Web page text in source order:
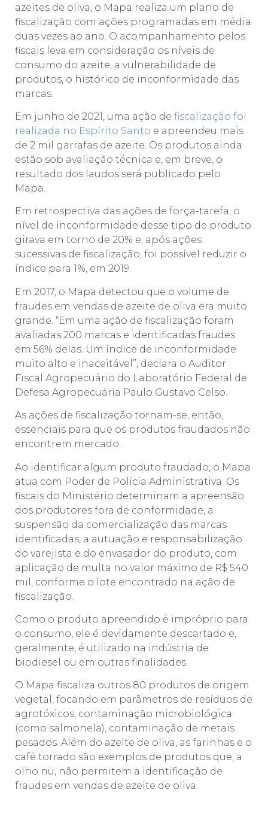
azeites de oliva, o Mapa realiza um plano de
fiscalização com ações programadas em média
duas vezes ao ano. O acompanhamento pelos
fiscais leva em consideração os níveis de
consumo do azeite, a vulnerabilidade de
produtos, o histórico de inconformidade das
marcas.
Em junho de 2021, uma ação de fiscalização foi
realizada no Espírito Santo e apreendeu mais
de 2 mil garrafas de azeite. Os produtos ainda
estão sob avaliação técnica e, em breve, o
resultado dos laudos será publicado pelo
Mapa.
Em retrospectiva das ações de força-tarefa, o
nível de inconformidade desse tipo de produto
girava em torno de 20% e, após ações
sucessivas de fiscalização, foi possível reduzir o
índice para 1%, em 2019.
Em 2017, o Mapa detectou que o volume de
fraudes em vendas de azeite de oliva era muito
grande. “Em uma ação de fiscalização foram
avaliadas 200 marcas e identificadas fraudes
em 56% delas. Um índice de inconformidade
muito alto e inaceitável”, declara o Auditor
Fiscal Agropecuário do Laboratório Federal de
Defesa Agropecuária Paulo Gustavo Celso.
As ações de fiscalização tornam-se, então,
essenciais para que os produtos fraudados não
encontrem mercado.
Ao identificar algum produto fraudado, o Mapa
atua com Poder de Polícia Administrativa. Os
fiscais do Ministério determinam a apreensão
dos produtores fora de conformidade, a
suspensão da comercialização das marcas
identificadas, a autuação e responsabilização
do varejista e do envasador do produto, com
aplicação de multa no valor máximo de R$ 540
mil, conforme o lote encontrado na ação de
fiscalização.
Como o produto apreendido é impróprio para
o consumo, ele é devidamente descartado e,
geralmente, é utilizado na indústria de
biodiesel ou em outras finalidades.
O Mapa fiscaliza outros 80 produtos de origem
vegetal, focando em parâmetros de resíduos de
agrotóxicos, contaminação microbiológica
(como salmonela), contaminação de metais
pesados. Além do azeite de oliva, as farinhas e o
café torrado são exemplos de produtos que, a
olho nu, não permitem a identificação de
fraudes em vendas de azeite de oliva.